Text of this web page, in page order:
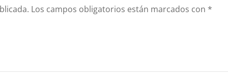
Los campos obligatorios están marcados con *